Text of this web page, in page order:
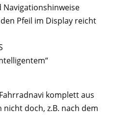
Pfeil im Display reicht
komplett aus
doch, z.B. nach dem